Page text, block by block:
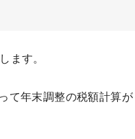
す。
て年末調整の税額計算が